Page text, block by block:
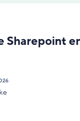
Sharepoint